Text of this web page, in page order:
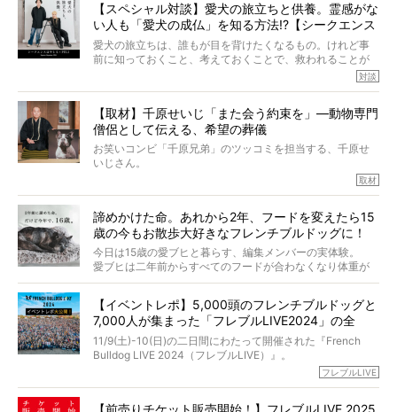
とりを目の当たりにするほどに、そのフレンチブルドッグ
愛がわたしたちのそれとまったく同じであることに、なん
だかうれしくなってしまったのでした。
春奈さんとアムちゃんのすてきな暮らしを、BUHI編集長の
小西がいつくしみながら、切り取らせていただきます。
【スペシャル対談】愛犬の旅立ちと供養。霊感がな
い人も「愛犬の成仏」を知る方法!?【シークエンス
はやとも×PELI】
愛犬の旅立ちは、誰もが目を背けたくなるもの。けれど事
前に知っておくこと、考えておくことで、救われることが
力をもつお笑い芸人「シークエンスはやとも」さんに、愛
犬の旅立ちや供養についてインタビュー。
インタビュアー兼対談相手は、大の犬好きで心霊分野の知
識にも長けているPELIさん。
「愛犬が旅立ったあと、ベッドやおもちゃはどうすればい
くれる？」
さらには、霊感がない人でも愛犬が成仏したことを知る方
法まで。
お笑い芸人だからこそ暗くなりすぎない、むしろ心がスッ
と軽くなる。
永久保存版のスペシャル対談です！
対談
【取材】千原せいじ「また会う約束を」―動物専門
僧侶として伝える、希望の葬儀
お笑いコンビ「千原兄弟」のツッコミを担当する、千原せ
いじさん。
た。
僧侶としての名は「靖賢（せいけん）」。
当時54歳という年齢にして、なぜ動物専門僧侶という道を
選んだのか。
また、愛犬の旅立ちとどのように向き合うべきなのか。
た。
取材
諦めかけた命。あれから2年、フードを変えたら15
歳の今もお散歩大好きなフレンチブルドッグに！
今日は15歳の愛ブヒと暮らす、編集メンバーの実体験。
愛ブヒは二年前からすべてのフードが合わなくなり体重が
激減。検査をしても異常はなく「年齢のせいですね…」と言
もう諦めるしかないのかな…そんなとき、我が家に届いたの
が「THE fu-do(ザ・フード)」の試食品でした。
そして「THE fu-do(ザ・フード)」を食べつづけて二年、愛
ブヒは15歳になり、今も元気にお散歩をしています。
今回は、二年前の絶望から今までを包み隠さず、時系列で
【イベントレポ】5,000頭のフレンチブルドッグと
7,000人が集まった「フレブルLIVE2024」の全
貌！
11/9(土)-10(日)の二日間にわたって開催された『French
Bulldog LIVE 2024（フレブルLIVE）』。
今年はのべ5,000頭のフレンチブルドッグと7,000人のフレ
フレブルLIVE